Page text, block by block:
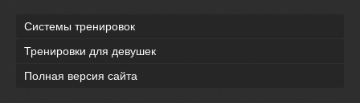
Системы тренировок
Тренировки для девушек
Полная версия сайта